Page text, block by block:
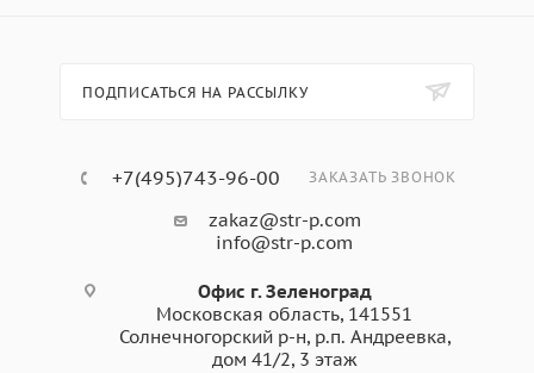
- Розничная торговля и выставки
ПОДПИСАТЬСЯ НА РАССЫЛКУ
+7(495)743-96-00 ЗАКАЗАТЬ ЗВОНОК
zakaz@str-p.com
info@str-p.com
Офис г. Зеленоград
Московская область, 141551
Солнечногорский р-н, р.п. Андреевка,
дом 41/2, 3 этаж